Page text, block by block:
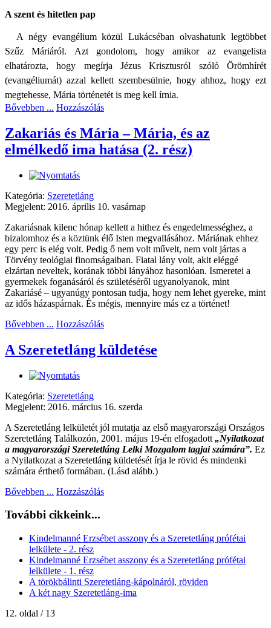
A szent és hitetlen pap
A négy evangélium közül Lukácséban olvashatunk legtöbbet
Szűz Máriáról. Azt gondolom, hogy amikor az evangelista
elhatározta, hogy megírja Jézus Krisztusról szóló Örömhírét
(evangéliumát) azzal kellett szembesülnie, hogy ahhoz, hogy ezt
megtehesse, Mária történetét is meg kell írnia.
Bővebben ... Hozzászólás
Zakariás és Mária – Mária, és az
elmélkedő ima hatása (2. rész)
Kategória: Szeretetláng
Megjelent: 2016. április 10. vasárnap
Zakariásnak kilenc hónap kellett a hithez és engedelmességhez, a
bizalomhoz és a köztünk élő Isten megvallásához. Máriának ehhez
egy perc is elég volt. Pedig ő nem volt művelt, nem volt jártas a
Törvény teológiai finomságaiban. Fiatal lány volt, akit eléggé
elzártan neveltek, korának többi lányához hasonlóan. Ismeretei a
gyermekek foganásáról és születéséről ugyanolyanok, mint
Zakariásé – ugyanúgy pontosan tudja, hogy nem lehet gyereke, mint
az idős házaspárnak. És mégis, mennyire más ez a történet!
Bővebben ... Hozzászólás
A Szeretetláng küldetése
Kategória: Szeretetláng
Megjelent: 2016. március 16. szerda
A Szeretetláng lelkületét jól mutatja az első magyarországi Országos
Szeretetláng Találkozón, 2001. május 19-én elfogadott „Nyilatkozat
a magyarországi Szeretetláng Lelki Mozgalom tagjai számára”. Ez
a Nyilatkozat a Szeretetláng küldetését írja le rövid és mindenki
számára érthető formában. (Lásd alább.)
Bővebben ... Hozzászólás
További cikkeink...
Kindelmanné Erzsébet asszony és a Szeretetláng prófétai
lelkülete - 2. rész
Kindelmanné Erzsébet asszony és a Szeretetláng prófétai
lelkülete - 1. rész
A törökbálinti Szeretetláng-kápolnáról, röviden
A két nagy Szeretetláng-ima
12. oldal / 13